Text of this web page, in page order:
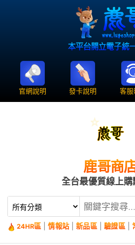
官網說明 發卡說明 客服
鹿哥商
全台最優質線上購
24HR區 情報站| 新品區 驗證區